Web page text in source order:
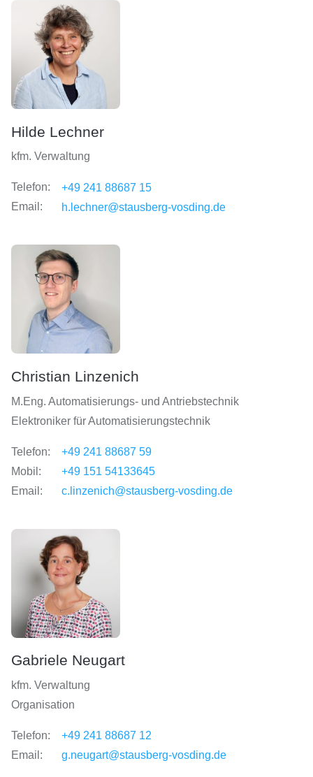
Hilde Lechner
kfm. Verwaltung
Telefon:
+49 241 88687 15
Email:
h.lechner@stausberg-vosding.de
Christian Linzenich
M.Eng. Automatisierungs- und Antriebstechnik
Elektroniker für Automatisierungstechnik
Telefon:
+49 241 88687 59
Mobil:
+49 151 54133645
Email:
c.linzenich@stausberg-vosding.de
Gabriele Neugart
kfm. Verwaltung
Organisation
Telefon:
+49 241 88687 12
Email:
g.neugart@stausberg-vosding.de